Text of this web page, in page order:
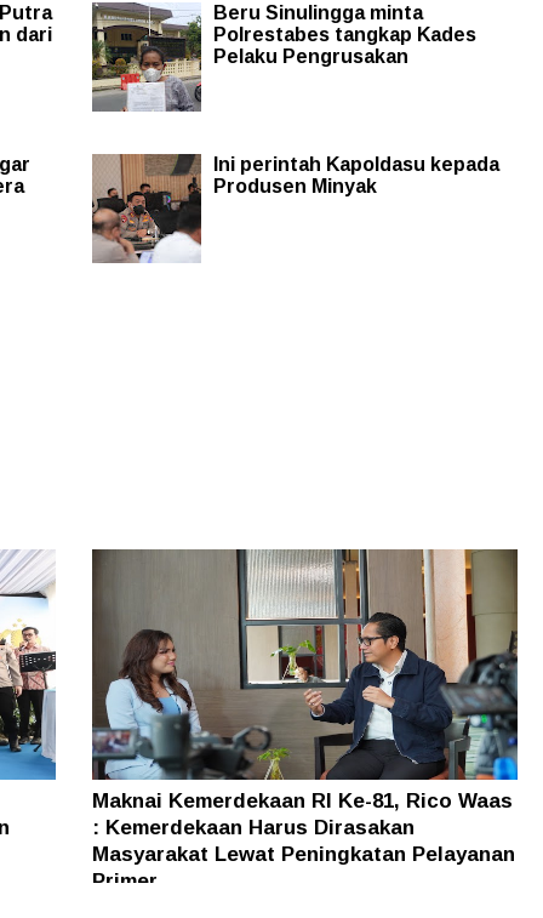
dari
Beru Sinulingga minta
Polrestabes tangkap Kades
Pelaku Pengrusakan
Ini perintah Kapoldasu kepada
Produsen Minyak
Maknai Kemerdekaan RI Ke-81, Rico Waas
: Kemerdekaan Harus Dirasakan
Masyarakat Lewat Peningkatan Pelayanan
Primer